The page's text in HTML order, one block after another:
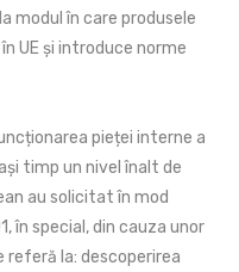
modul în care produsele
UE și introduce norme
pieței interne a
timp un nivel înalt de
au solicitat în mod
în special, din cauza unor
la: descoperirea